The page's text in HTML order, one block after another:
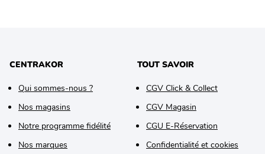
CENTRAKOR
Qui sommes-nous ?
Nos magasins
Notre programme fidélité
Nos marques
TOUT SAVOIR
CGV Click & Collect
CGV Magasin
CGU E-Réservation
Confidentialité et cookies